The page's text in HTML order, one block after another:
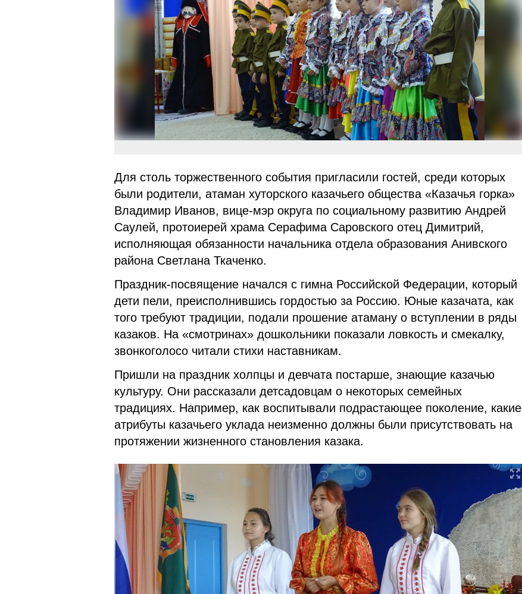
Для столь торжественного события пригласили гостей, среди которых
были родители, атаман хуторского казачьего общества «Казачья горка»
Владимир Иванов, вице-мэр округа по социальному развитию Андрей
Саулей, протоиерей храма Серафима Саровского отец Димитрий,
исполняющая обязанности начальника отдела образования Анивского
района Светлана Ткаченко.
Праздник-посвящение начался с гимна Российской Федерации, который
дети пели, преисполнившись гордостью за Россию. Юные казачата, как
того требуют традиции, подали прошение атаману о вступлении в ряды
казаков. На «смотринах» дошкольники показали ловкость и смекалку,
звонкоголосо читали стихи наставникам.
Пришли на праздник холпцы и девчата постарше, знающие казачью
культуру. Они рассказали детсадовцам о некоторых семейных
традициях. Например, как воспитывали подрастающее поколение, какие
атрибуты казачьего уклада неизменно должны были присутствовать на
протяжении жизненного становления казака.